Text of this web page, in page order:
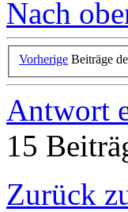
Nach
Vorherige Beiträge
Antwort
15
Zurück